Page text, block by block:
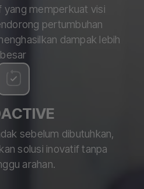
yang memperkuat visi
pertumbuhan
dampak lebih
besar
sebelum dibutuhkan,
solusi inovatif tanpa
arahan.